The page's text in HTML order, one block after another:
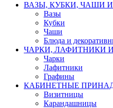
ВАЗЫ, КУБКИ, ЧАШИ
Вазы
Кубки
Чаши
Блюда и
ЧАРКИ, ЛАФИТНИКИ
Чарки
Лафитники
Графины
КАБИНЕТНЫЕ
Визитницы
Карандашницы